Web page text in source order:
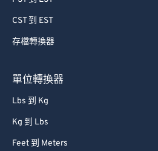
CST 到 EST
存檔轉換器
單位轉換器
Lbs 到 Kg
Kg 到 Lbs
Feet 到 Meters